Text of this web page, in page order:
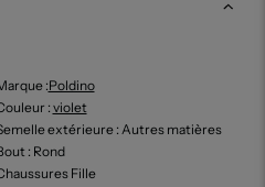
:Poldino
: violet
extérieure: Autres matières
: Rond
Fille